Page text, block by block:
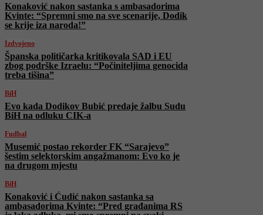
Konaković nakon sastanka s ambasadorima
Kvinte: “Spremni smo na sve scenarije, Dodik
se krije iza naroda!”
Izdvojeno
Španska političarka kritikovala SAD i EU
zbog podrške Izraelu: “Počiniteljima genocida
treba tišina”
BiH
Evo kada Dodikov Bubić predaje žalbu Sudu
BiH na odluku CIK-a
Fudbal
Musemić postao rekorder FK “Sarajevo”
šestim selektorskim angažmanom: Evo ko je
na drugom mjestu
BiH
Konaković i Ćudić nakon sastanka sa
ambasadorima Kvinte: “Pred građanima RS